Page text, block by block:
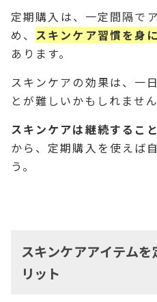
定期購入は、一定間隔で
め、 スキンケア習慣を身
あります。
スキンケアの効果は、一
とが難しいかもしれません
スキンケアは継続するこ
から、定期購入を使えば
う。
スキンケアアイテム
リット